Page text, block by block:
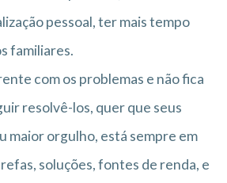
pessoal, ter mais tempo
familiares.
com os problemas e não fica
resolvê-los, quer que seus
maior orgulho, está sempre em
soluções, fontes de renda, e